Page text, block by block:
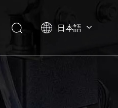
日本語
العربية